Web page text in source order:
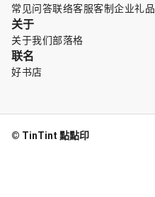
常见问答联络客服客制企业礼品
关于
关于我们部落格
联名
好书店
© TinTint 點點印